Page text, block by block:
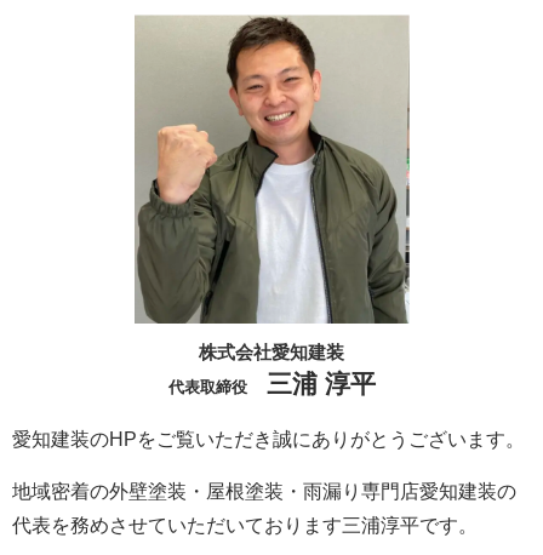
株式会社愛知建装
代表取締役 三浦 淳平
愛知建装のHPをご覧いただき誠にありがとうございます。
地域密着の外壁塗装・屋根塗装・雨漏り専門店愛知建装の
代表を務めさせていただいております三浦淳平です。